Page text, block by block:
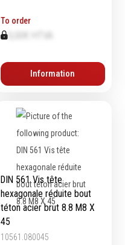
To order
Information
DIN 561 Vis tête
hexagonale réduite bout
téton acier brut 8.8 M8 X
45
10561.080045